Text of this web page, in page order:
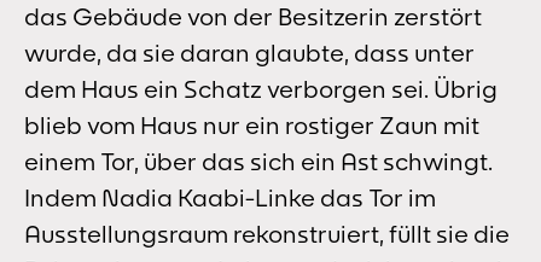
das Gebäude von der Besitzerin zerstört
wurde, da sie daran glaubte, dass unter
dem Haus ein Schatz verborgen sei. Übrig
blieb vom Haus nur ein rostiger Zaun mit
einem Tor, über das sich ein Ast schwingt.
Indem Nadia Kaabi-Linke das Tor im
Ausstellungsraum rekonstruiert, füllt sie die